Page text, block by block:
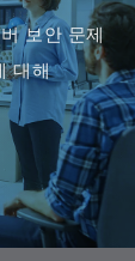
보안 문제
대해